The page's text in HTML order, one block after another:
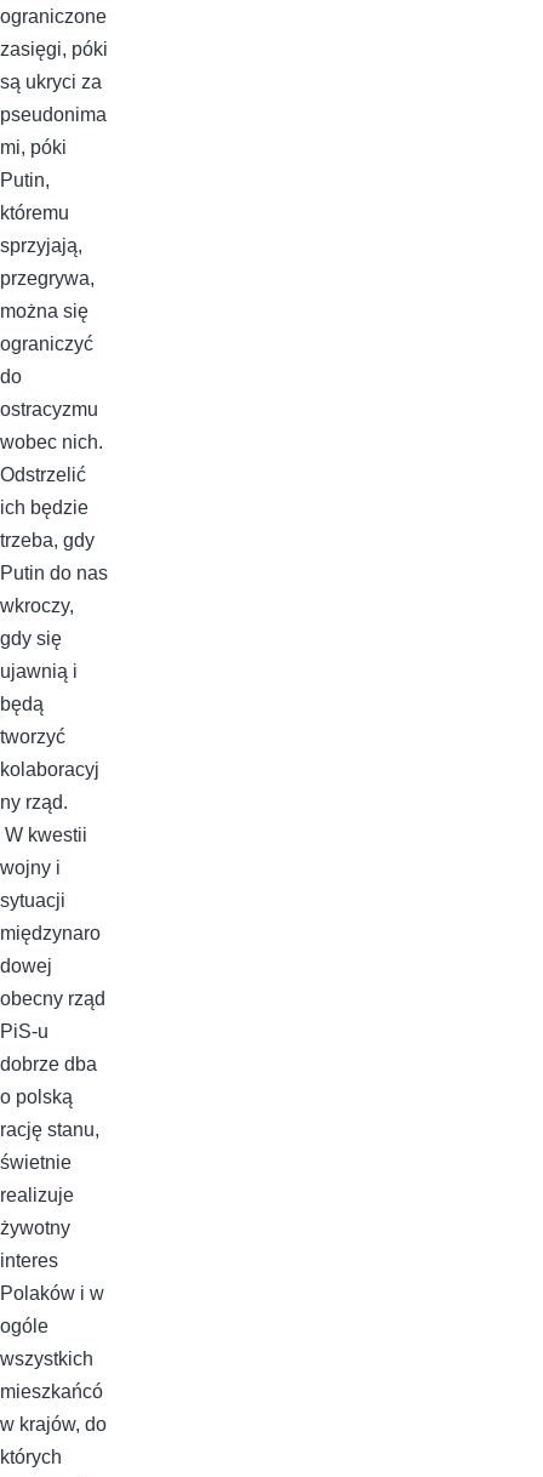
ograniczone
zasięgi, póki
są ukryci za
pseudonima
mi, póki
Putin,
któremu
sprzyjają,
przegrywa,
można się
ograniczyć
do
ostracyzmu
wobec nich.
Odstrzelić
ich będzie
trzeba, gdy
Putin do nas
wkroczy,
gdy się
ujawnią i
będą
tworzyć
kolaboracyj
ny rząd.
W kwestii
wojny i
sytuacji
międzynaro
dowej
obecny rząd
PiS-u
dobrze dba
o polską
rację stanu,
świetnie
realizuje
żywotny
interes
Polaków i w
ogóle
wszystkich
mieszkańcó
w krajów, do
których